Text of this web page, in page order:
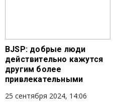
ВJSР: добрые люди
действительно кажутся
другим более
привлекательными
25 сентября 2024, 14:06